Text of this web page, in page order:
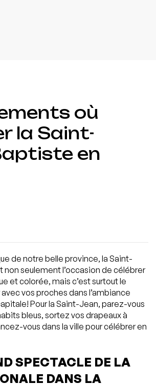
où
la Saint-
en
de notre belle province, la Saint-
seulement l’occasion de célébrer
et colorée, mais c’est surtout le
vos proches dans l’ambiance
Pour la Saint-Jean, parez-vous
bleus, sortez vos drapeaux à
vous dans la ville pour célébrer en
SPECTACLE DE LA
DANS LA